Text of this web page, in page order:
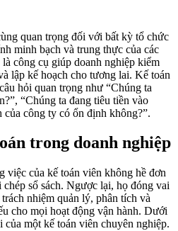
quan trọng đối với bất kỳ tổ chức
minh bạch và trung thực của các
công cụ giúp doanh nghiệp kiểm
lập kế hoạch cho tương lai. Kế toán
hỏi quan trọng như “Chúng ta
“Chúng ta đang tiêu tiền vào
công ty có ổn định không?”.
trong doanh nghiệp
việc của kế toán viên không hề đơn
sổ sách. Ngược lại, họ đóng vai
nhiệm quản lý, phân tích và
cho mọi hoạt động vận hành. Dưới
một kế toán viên chuyên nghiệp.